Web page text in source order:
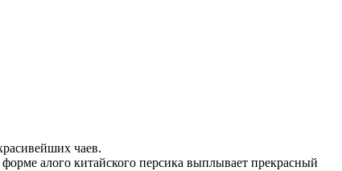
чаев.
алого китайского персика выплывает прекрасный